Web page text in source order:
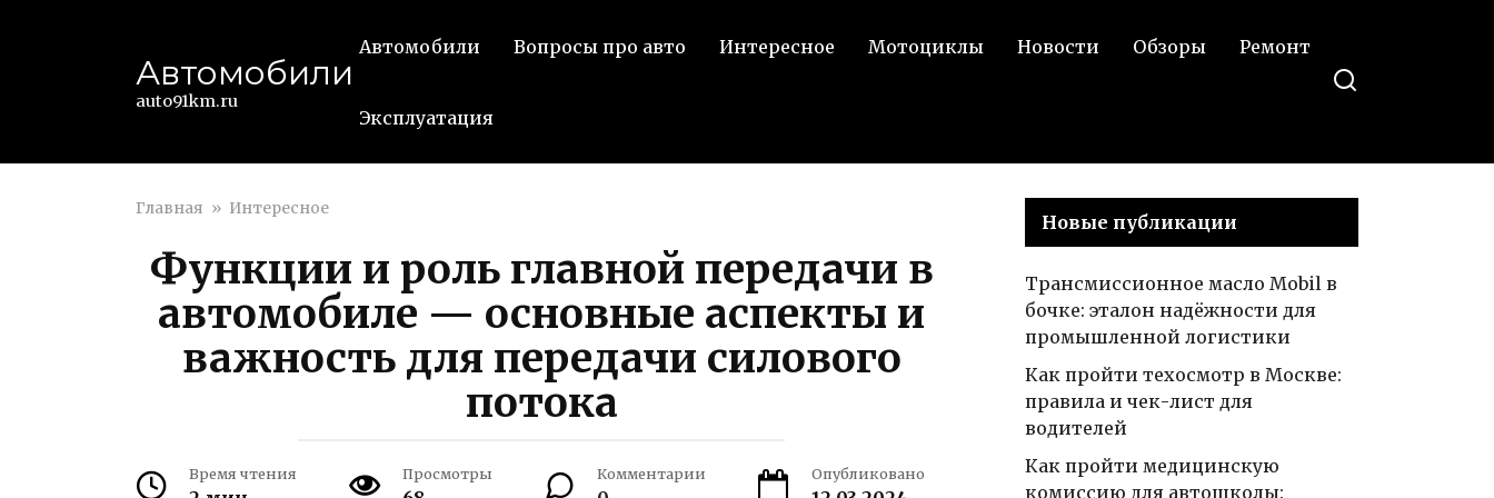
Автомобили
auto91km.ru
Автомобили Вопросы про авто Интересное Мотоциклы Новости Обзоры Ремонт
Эксплуатация
Главная » Интересное
Функции и роль главной передачи в
автомобиле — основные аспекты и
важность для передачи силового
потока
Время чтения Просмотры Комментарии Опубликовано
Новые публикации
Трансмиссионное масло Mobil в
бочке: эталон надёжности для
промышленной логистики
Как пройти техосмотр в Москве:
правила и чек-лист для
водителей
Как пройти медицинскую
комиссию для автошколы: